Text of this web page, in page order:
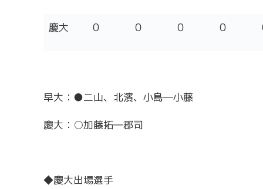
慶大 ０ ０ ０ ０
早大：●二山、北濱、小島―小藤
慶大：○加藤拓―郡司
◆慶大出場選手